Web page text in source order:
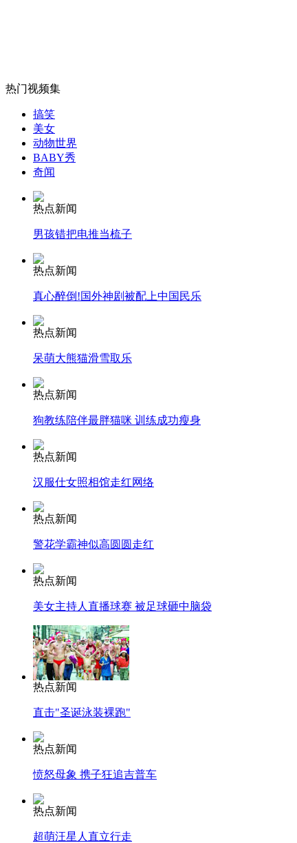
无痛分娩是否安全 医生回应
外交部：反对强权政治霸凌主义
外交部：有关国家言论片面不公正
安徽一实载49人客车翻车
走！跟着总书记去植树
消防员救轻生者
纽约上演“枕头大战”
司机酒驾遇交警 急速倒车逃窜
热门视频集
搞笑
美女
动物世界
BABY秀
奇闻
热点新闻
男孩错把电推当梳子
热点新闻
真心醉倒!国外神剧被配上中国民乐
热点新闻
呆萌大熊猫滑雪取乐
热点新闻
狗教练陪伴最胖猫咪 训练成功瘦身
热点新闻
汉服仕女照相馆走红网络
热点新闻
警花学霸神似高圆圆走红
热点新闻
美女主持人直播球赛 被足球砸中脑袋
热点新闻
直击"圣诞泳装裸跑"
热点新闻
愤怒母象 携子狂追吉普车
热点新闻
超萌汪星人直立行走